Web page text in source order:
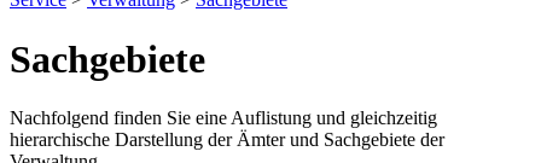
Sachgebiete
Nachfolgend finden Sie eine Auflistung und gleichzeitig
hierarchische Darstellung der Ämter und Sachgebiete der